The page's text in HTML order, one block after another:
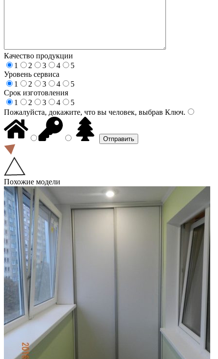
Качество продукции
1
2 3 4
5
Уровень сервиса
1
2 3 4
5
Срок изготовления
1
2 3 4
5
Пожалуйста, докажите, что вы человек, выбрав Ключ.
Похожие модели